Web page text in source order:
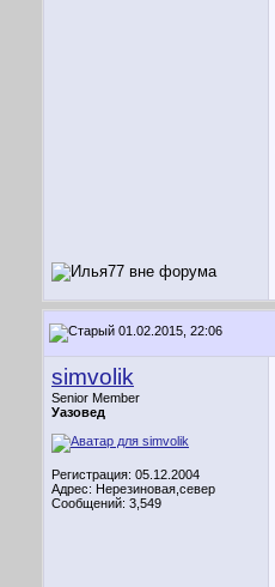
01.02.2015, 22:06
simvolik
Senior Member
Уазовед
Регистрация: 05.12.2004
Адрес: Нерезиновая,север
Сообщений: 3,549